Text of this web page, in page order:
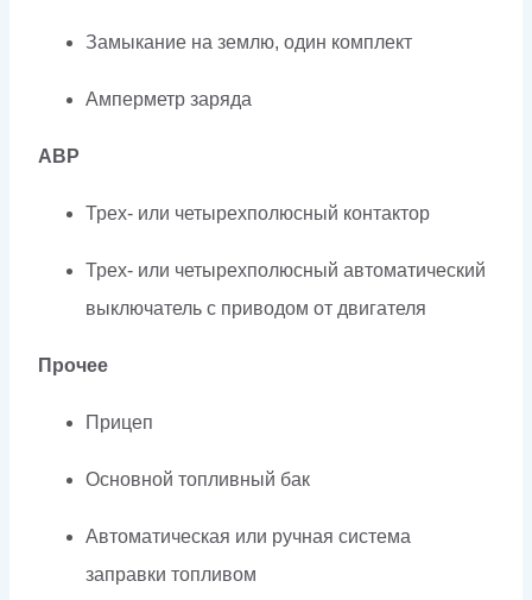
Замыкание на землю, один комплект
Амперметр заряда
АВР
Трех- или четырехполюсный контактор
Трех- или четырехполюсный автоматический
выключатель с приводом от двигателя
Прочее
Прицеп
Основной топливный бак
Автоматическая или ручная система
заправки топливом